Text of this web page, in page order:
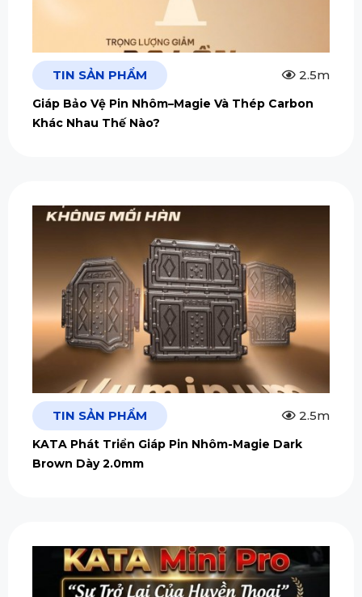
TIN SẢN PHẨM 2.5m
Giáp Bảo Vệ Pin Nhôm–Magie Và Thép Carbon
Khác Nhau Thế Nào?
TIN SẢN PHẨM 2.5m
KATA Phát Triển Giáp Pin Nhôm-Magie Dark
Brown Dày 2.0mm